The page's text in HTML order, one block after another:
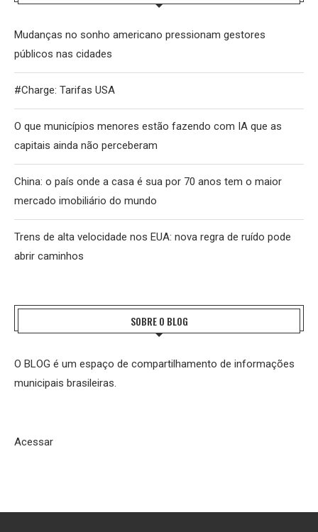
Mudanças no sonho americano pressionam gestores
públicos nas cidades
#Charge: Tarifas USA
O que municípios menores estão fazendo com IA que as
capitais ainda não perceberam
China: o país onde a casa é sua por 70 anos tem o maior
mercado imobiliário do mundo
Trens de alta velocidade nos EUA: nova regra de ruído pode
abrir caminhos
SOBRE O BLOG
O BLOG é um espaço de compartilhamento de informações
municipais brasileiras.
Acessar